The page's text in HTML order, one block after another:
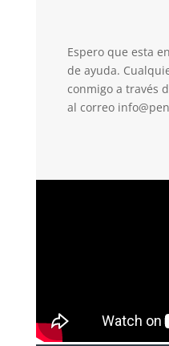
Espero que esta
de ayuda.
conmigo a través
al correo